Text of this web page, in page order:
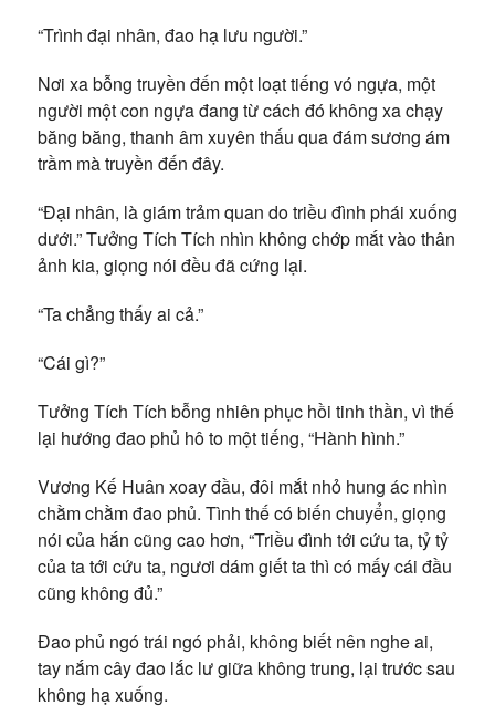
“Trình đại nhân, đao hạ lưu người.”
Nơi xa bỗng truyền đến một loạt tiếng vó ngựa, một
người một con ngựa đang từ cách đó không xa chạy
băng băng, thanh âm xuyên thấu qua đám sương ám
trầm mà truyền đến đây.
“Đại nhân, là giám trảm quan do triều đình phái xuống
dưới.” Tưởng Tích Tích nhìn không chớp mắt vào thân
ảnh kia, giọng nói đều đã cứng lại.
“Ta chẳng thấy ai cả.”
“Cái gì?”
Tưởng Tích Tích bỗng nhiên phục hồi tinh thần, vì thế
lại hướng đao phủ hô to một tiếng, “Hành hình.”
Vương Kế Huân xoay đầu, đôi mắt nhỏ hung ác nhìn
chằm chằm đao phủ. Tình thế có biến chuyển, giọng
nói của hắn cũng cao hơn, “Triều đình tới cứu ta, tỷ tỷ
của ta tới cứu ta, ngươi dám giết ta thì có mấy cái đầu
cũng không đủ.”
Đao phủ ngó trái ngó phải, không biết nên nghe ai,
tay nắm cây đao lắc lư giữa không trung, lại trước sau
không hạ xuống.